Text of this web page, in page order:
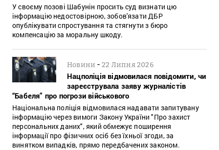
У своєму позові Шабунін просить суд визнати цю
інформацію недостовірною, зобов'язати ДБР
опублікувати спростування та стягнути з бюро
компенсацію за моральну шкоду.
Новини -22 Липня 2026
Нацполіція відмовилася повідомити, чи
зареєструвала заяву журналістів
“Бабеля” про погрози військового
Національна поліція відмовилася надавати запитувану
інформацію через вимоги Закону України "Про захист
персональних даних", який обмежує поширення
інформації про фізичних осіб без їхньої згоди, за
винятком випадків, прямо передбачених законом.